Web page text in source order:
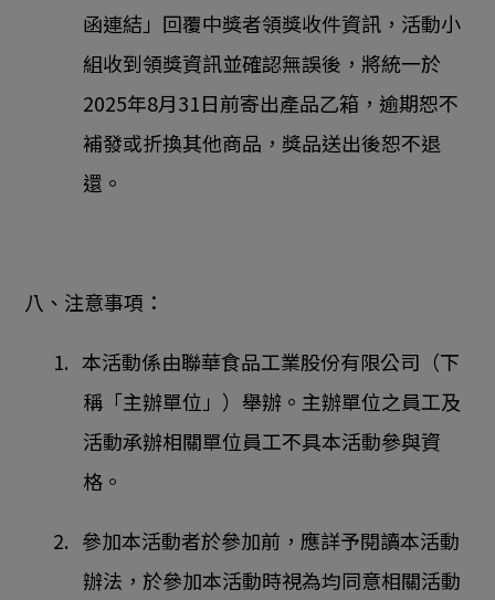
函連結」回覆中獎者領獎收件資訊，活動小
組收到領獎資訊並確認無誤後，將統一於
2025年8月31日前寄出產品乙箱，逾期恕不
補發或折換其他商品，獎品送出後恕不退
還。
八、注意事項：
1. 本活動係由聯華食品工業股份有限公司（下
稱「主辦單位」）舉辦。主辦單位之員工及
活動承辦相關單位員工不具本活動參與資
格。
2. 參加本活動者於參加前，應詳予閱讀本活動
辦法，於參加本活動時視為均同意相關活動